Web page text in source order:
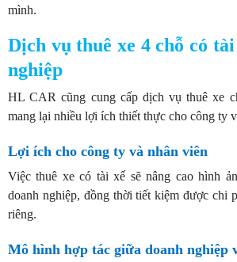
mình.
Dịch vụ thuê xe 4 chỗ có
nghiệp
HL CAR cũng cung cấp dịch vụ thuê xe
mang lại nhiều lợi ích thiết thực cho công ty
Lợi ích cho công ty và nhân viên
Việc thuê xe có tài xế sẽ nâng cao hình
doanh nghiệp, đồng thời tiết kiệm được chi
riêng.
Mô hình hợp tác giữa doanh nghiệp